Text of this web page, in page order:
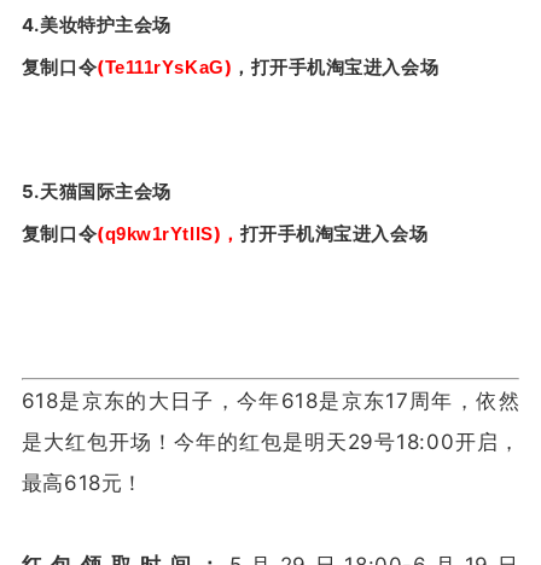
4.美妆特护主会场
复制口令(Te111rYsKaG) ， 打开手机淘宝进入会场
5.天猫国际主会场
复制口令(q9kw1rYtllS) ， 打开手机淘宝进入会场
618是京东的大日子，今年618是京东17周年，依然
是大红包开场！今年的红包是明天29号18:00开启，
最高618元！